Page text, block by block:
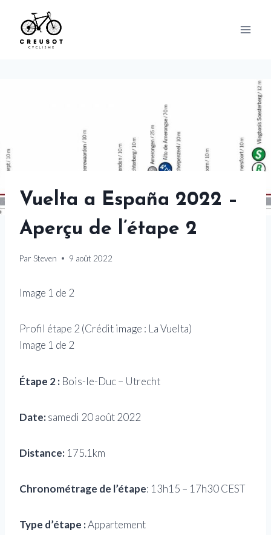
content
Vuelta a España 2022 –
Aperçu de l’étape 2
Par Steven 9 août 2022
Image 1 de 2
Profil étape 2 (Crédit image : La Vuelta)
Image 1 de 2
Étape 2 : Bois-le-Duc – Utrecht
Date:samedi 20 août 2022
Distance: 175.1km
Chronométrage de l’étape: 13h15 – 17h30 CEST
Type d’étape :Appartement